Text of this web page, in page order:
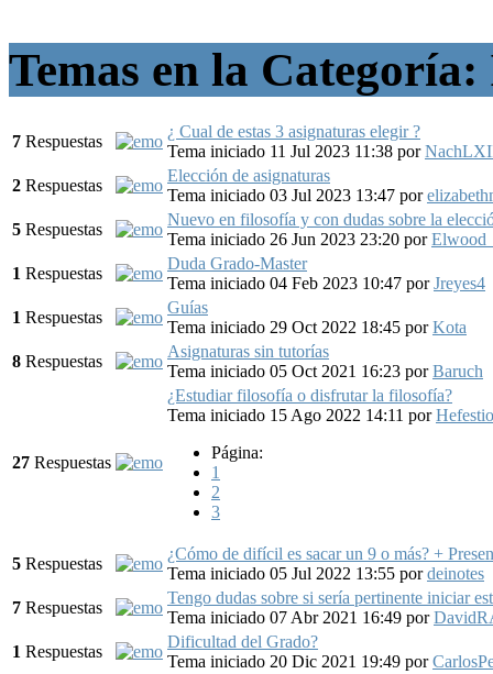
Temas en la
7 Respuestas
¿ Cual de estas 3 asignaturas elegir ?
Tema iniciado 11 Jul 2023 11:38 por
2 Respuestas
Elección de asignaturas
Tema iniciado 03 Jul 2023 13:47 por
5 Respuestas
Nuevo en filosofía y con dudas sobre la
Tema iniciado 26 Jun 2023 23:20 por
1 Respuestas
Duda Grado-Master
Tema iniciado 04 Feb 2023 10:47 porJreyes4
1 Respuestas
Guías
Tema iniciado 29 Oct 2022 18:45 porKota
8 Respuestas
Asignaturas sin tutorías
Tema iniciado 05 Oct 2021 16:23 porBaruch
27 Respuestas
¿Estudiar filosofía o disfrutar la filosofía?
Tema iniciado 15 Ago 2022 14:11 por
Página:
1
2
3
5 Respuestas
¿Cómo de difícil es sacar un 9 o más? +
Tema iniciado 05 Jul 2022 13:55 pordeinotes
7 Respuestas
Tengo dudas sobre si sería pertinente iniciar
Tema iniciado 07 Abr 2021 16:49 por
1 Respuestas
Dificultad del Grado?
Tema iniciado 20 Dic 2021 19:49 por